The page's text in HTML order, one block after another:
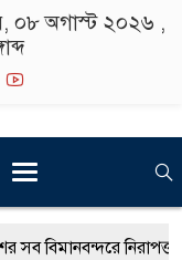
০৮ অগাস্ট ২০২৬ ,
বিমানবন্দরে নিরাপত্তা